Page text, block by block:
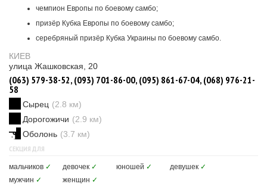
чемпион Европы по боевому самбо;
призёр Кубка Европы по боевому самбо;
серебряный призёр Кубка Украины по боевому самбо.
КИЕВ
улица Жашковская, 20
(063) 579-38-52, (093) 701-86-00, (095) 861-67-04, (068) 976-21-
58
Сырец (2.8 км)
Дорогожичи (2.9 км)
Оболонь (3.7 км)
СЕКЦИЯ ДЛЯ
мальчиков ✓ девочек ✓ юношей ✓ девушек ✓
мужчин ✓ женщин ✓